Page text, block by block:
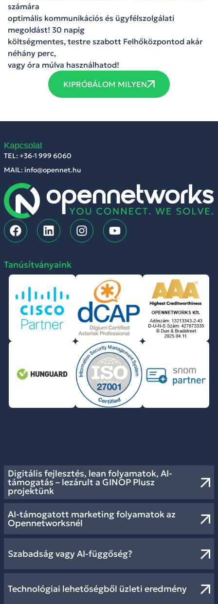
számára
optimális kommunikációs és ügyfélszolgálati
megoldást! 30 napig
költségmentes, testre szabott Felhőközpontod akár
néhány perc,
vagy óra múlva használhatod!
KIPRÓBÁLOM MILYEN
Digitális fejlesztés, lean folyamatok, AI-
támogatás – lezárult a GINOP Plusz
projektünk
AI-támogatott marketing folyamatok az
Opennetworksnél
Szabadság vagy AI-függőség?
Technológiai lehetőségből üzleti eredmény
Kapcsolat
TEL: +36-1 999 6060
MAIL: info@opennet.hu
Tanúsítványaink